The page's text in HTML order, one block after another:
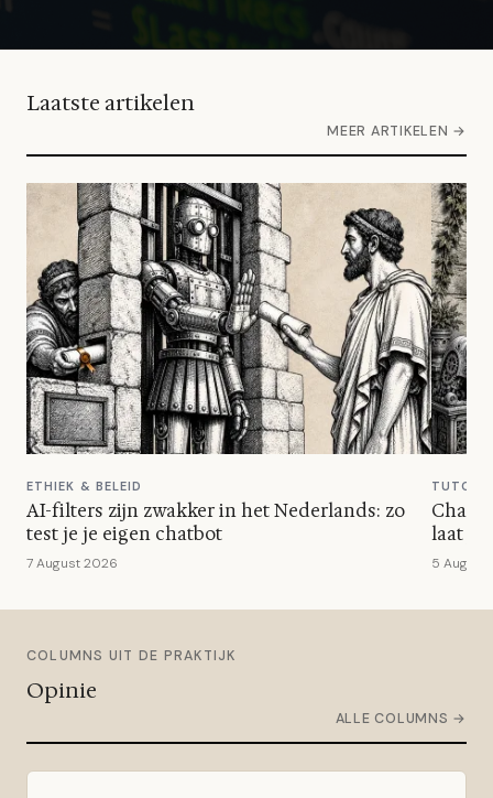
Laatste artikelen
MEER ARTIKELEN →
ETHIEK & BELEID
AI-filters zijn zwakker in het Nederlands: zo
test je je eigen chatbot
7 August 2026
laat je
5 August
COLUMNS UIT DE PRAKTIJK
Opinie
ALLE COLUMNS →